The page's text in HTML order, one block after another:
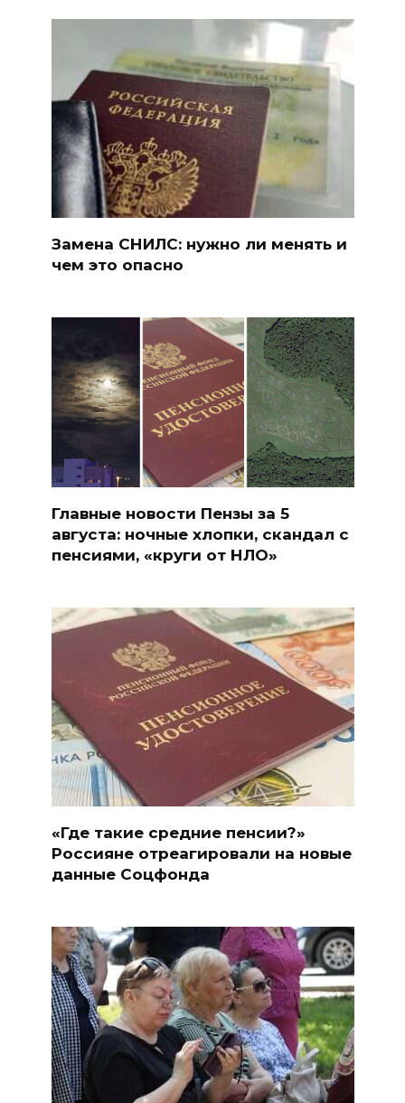
Замена СНИЛС: нужно ли менять и
чем это опасно
Главные новости Пензы за 5
августа: ночные хлопки, скандал с
пенсиями, «круги от НЛО»
«Где такие средние пенсии?»
Россияне отреагировали на новые
данные Соцфонда